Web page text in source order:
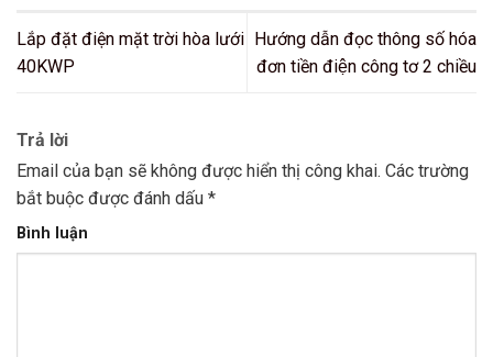
Lắp đặt điện mặt trời hòa lưới
40KWP
Hướng dẫn đọc thông số hóa
đơn tiền điện công tơ 2 chiều
Trả lời
Email của bạn sẽ không được hiển thị công khai. Các trường
bắt buộc được đánh dấu *
Bình luận